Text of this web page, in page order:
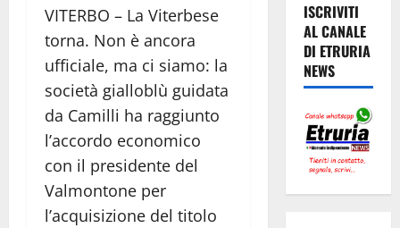
VITERBO – La Viterbese
torna. Non è ancora
ufficiale, ma ci siamo: la
società gialloblù guidata
da Camilli ha raggiunto
l’accordo economico
con il presidente del
Valmontone per
l’acquisizione del titolo
ISCRIVITI
AL CANALE
DI ETRURIA
NEWS